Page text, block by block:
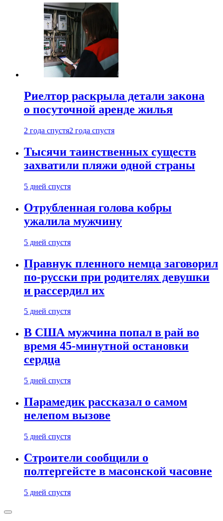
Риелтор раскрыла детали закона
о посуточной аренде жилья
2 года спустя2 года спустя
Тысячи таинственных существ
захватили пляжи одной страны
5 дней спустя
Отрубленная голова кобры
ужалила мужчину
5 дней спустя
Правнук пленного немца заговорил
по-русски при родителях девушки
и рассердил их
5 дней спустя
В США мужчина попал в рай во
время 45-минутной остановки
сердца
5 дней спустя
Парамедик рассказал о самом
нелепом вызове
5 дней спустя
Строители сообщили о
полтергейсте в масонской часовне
5 дней спустя